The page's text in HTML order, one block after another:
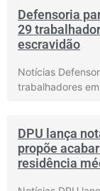
Defensoria
29
escravidão
Notícias
trabalhadores
DPU lança
propõe
residência